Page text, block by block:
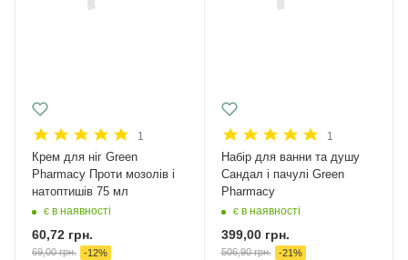
1
Крем для ніг Green
Pharmacy Проти мозолів і
натоптишів 75 мл
є в наявності
60,72 грн.
69,00грн. -12%
1
Набір для ванни та душу
Сандал і пачулі Green
Pharmacy
є в наявності
399,00грн.
506,90грн. -21%